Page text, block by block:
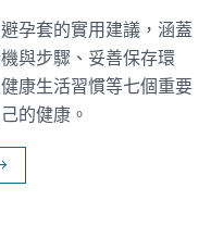
孕套的實用建議，涵蓋
與步驟、妥善保存環
康生活習慣等七個重要
的健康。